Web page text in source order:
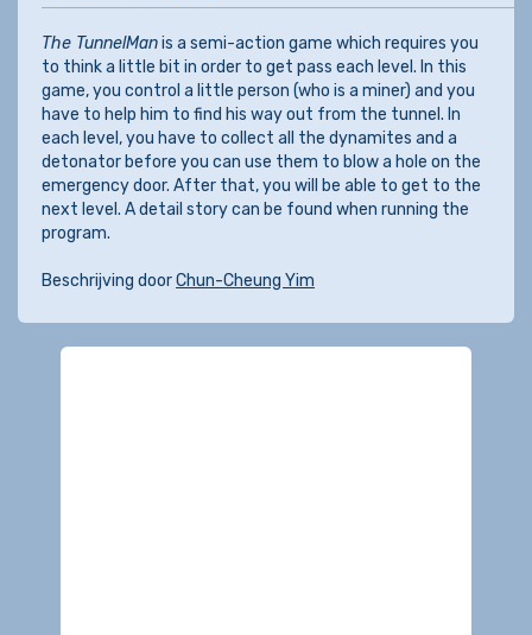
The TunnelManis a semi-action game which requires you
to think a little bit in order to get pass each level. In this
game, you control a little person (who is a miner) and you
have to help him to find his way out from the tunnel. In
each level, you have to collect all the dynamites and a
detonator before you can use them to blow a hole on the
emergency door. After that, you will be able to get to the
next level. A detail story can be found when running the
program.
Beschrijving doorChun-Cheung Yim